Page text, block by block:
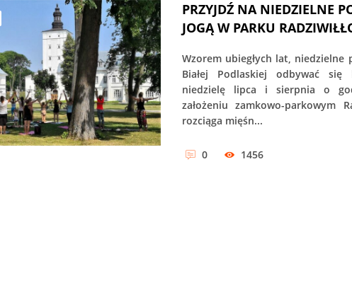
PRZYJDŹ NA NIEDZIELNE
JOGĄ W PARKU
Wzorem ubiegłych lat, niedzielne
Białej Podlaskiej odbywać
niedzielę lipca i sierpnia o
założeniu zamkowo-parkowym
rozciąga mięśn...
0 1456